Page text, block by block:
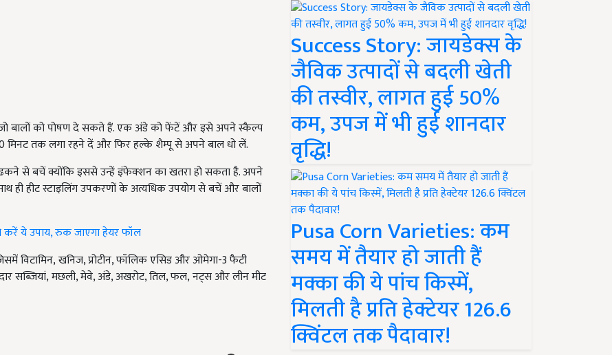
जो बालों को पोषण दे सकते हैं. एक अंडे को फेंटें और इसे अपने स्कैल्प
मिनट तक लगा रहने दें और फिर हल्के शैम्पू से अपने बाल धो लें.
से बचें क्योंकि इससे उन्हें इंफेक्शन का खतरा हो सकता है. अपने
ही हीट स्टाइलिंग उपकरणों के अत्यधिक उपयोग से बचें और बालों
करें ये उपाय, रुक जाएगा हेयर फॉल
विटामिन,खनिज, प्रोटीन, फॉलिक एसिड और ओमेगा-3फैटी
सब्जियां,मछली, मेवे, अंडे, अखरोट, तिल, फल,नट्स और लीन मीट
Success Story: जायडेक्स के
जैविक उत्पादों से बदली खेती
की तस्वीर, लागत हुई 50%
कम, उपज में भी हुई शानदार
वृद्धि!
Pusa Corn Varieties: कम
समय में तैयार हो जाती हैं
मक्का की ये पांच किस्में,
मिलती है प्रति हेक्टेयर 126.6
क्विंटल तक पैदावार!